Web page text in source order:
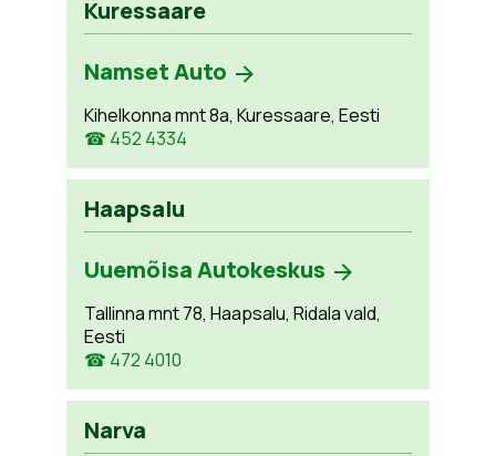
Kuressaare
Namset Auto
Kihelkonna mnt 8a, Kuressaare, Eesti
☎ 452 4334
Haapsalu
Uuemõisa Autokeskus
Tallinna mnt 78, Haapsalu, Ridala vald,
Eesti
☎ 472 4010
Narva